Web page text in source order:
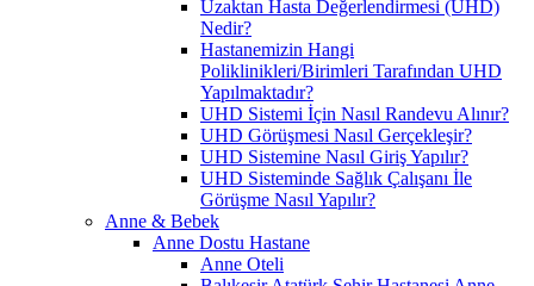
Uzaktan Hasta Değerlendirmesi (UHD)
Nedir?
Hastanemizin Hangi
Poliklinikleri/Birimleri Tarafından UHD
Yapılmaktadır?
UHD Sistemi İçin Nasıl Randevu Alınır?
UHD Görüşmesi Nasıl Gerçekleşir?
UHD Sistemine Nasıl Giriş Yapılır?
UHD Sisteminde Sağlık Çalışanı İle
Görüşme Nasıl Yapılır?
Anne & Bebek
Anne Dostu Hastane
Anne Oteli